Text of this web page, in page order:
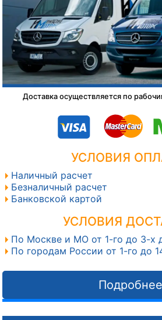
Доставка осуществляется по
УСЛОВИЯ
Наличный расчет
Безналичный расчет
Банковской картой
УСЛОВИЯ
По Москве и МО от 1-го до 3-х
По городам России от 1-го до
Подробнее